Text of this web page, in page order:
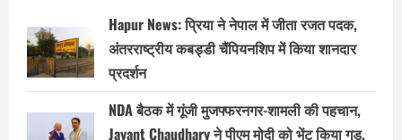
Hapur News: प्रिया ने नेपाल में जीता रजत पदक,
अंतरराष्ट्रीय कबड्डी चैंपियनशिप में किया शानदार
प्रदर्शन
NDA बैठक में गूंजी मुजफ्फरनगर-शामली की पहचान,
Jayant Chaudhary ने पीएम मोदी को भेंट किया गुड़,